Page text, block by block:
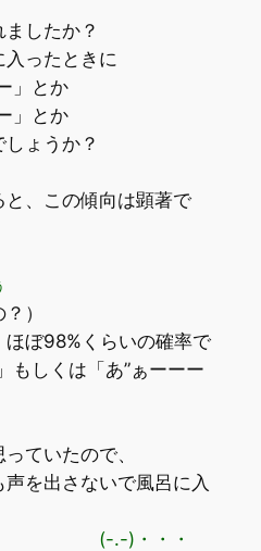
したか？
ったときに
」とか
」とか
ょうか？
、この傾向は顕著で
）
ぼ98%くらいの確率で
もしくは「あ”ぁーーー
ていたので、
を出さないで風呂に入
・」 (-.-)・・・